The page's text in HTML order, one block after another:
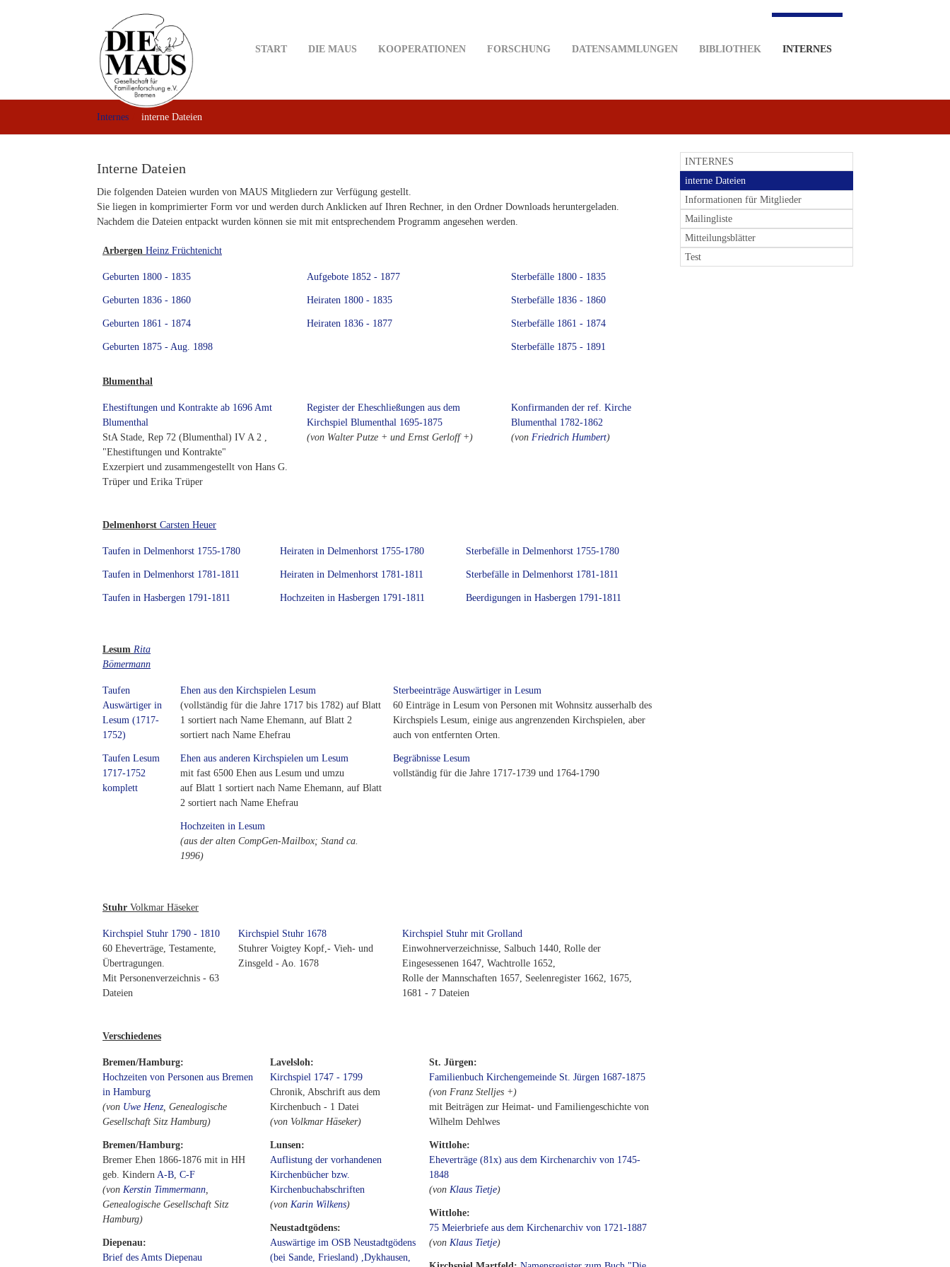
START DIE MAUS KOOPERATIONEN FORSCHUNG DATENSAMMLUNGEN BIBLIOTHEK INTERNES
Internes interne Dateien
Interne Dateien
Die folgenden Dateien wurden von MAUS Mitgliedern zur Verfügung gestellt.
Sie liegen in komprimierter Form vor und werden durch Anklicken auf Ihren Rechner, in den Ordner Downloads heruntergeladen.
Nachdem die Dateien entpackt wurden können sie mit mit entsprechendem Programm angesehen werden.
Arbergen Heinz Früchtenicht
Geburten 1800 - 1835
Geburten 1836 - 1860
Geburten 1861 - 1874
Geburten 1875 - Aug. 1898
Aufgebote 1852 - 1877
Heiraten 1800 - 1835
Heiraten 1836 - 1877
Sterbefälle 1800 - 1835
Sterbefälle 1836 - 1860
Sterbefälle 1861 - 1874
Sterbefälle 1875 - 1891
Blumenthal
Ehestiftungen und Kontrakte ab 1696 Amt
Blumenthal
StA Stade, Rep 72 (Blumenthal) IV A 2 ,
"Ehestiftungen und Kontrakte"
Exzerpiert und zusammengestellt von Hans G.
Trüper und Erika Trüper
Register der Eheschließungen aus dem
Kirchspiel Blumenthal 1695-1875
(von Walter Putze + und Ernst Gerloff +)
Konfirmanden der ref. Kirche
Blumenthal 1782-1862
(von Friedrich Humbert)
Delmenhorst Carsten Heuer
Taufen in Delmenhorst 1755-1780
Taufen in Delmenhorst 1781-1811
Taufen in Hasbergen 1791-1811
Heiraten in Delmenhorst 1755-1780
Heiraten in Delmenhorst 1781-1811
Hochzeiten in Hasbergen 1791-1811
Sterbefälle in Delmenhorst 1755-1780
Sterbefälle in Delmenhorst 1781-1811
Beerdigungen in Hasbergen 1791-1811
Lesum Rita
Bömermann
Taufen
Auswärtiger in
Lesum (1717-
1752)
Taufen Lesum
1717-1752
komplett
Ehen aus den Kirchspielen Lesum
(vollständig für die Jahre 1717 bis 1782) auf Blatt
1 sortiert nach Name Ehemann, auf Blatt 2
sortiert nach Name Ehefrau
Ehen aus anderen Kirchspielen um Lesum
mit fast 6500 Ehen aus Lesum und umzu
auf Blatt 1 sortiert nach Name Ehemann, auf Blatt
2 sortiert nach Name Ehefrau
Hochzeiten in Lesum
(aus der alten CompGen-Mailbox; Stand ca.
1996)
Sterbeeinträge Auswärtiger in Lesum
60 Einträge in Lesum von Personen mit Wohnsitz ausserhalb des
Kirchspiels Lesum, einige aus angrenzenden Kirchspielen, aber
auch von entfernten Orten.
Begräbnisse Lesum
vollständig für die Jahre 1717-1739 und 1764-1790
Stuhr Volkmar Häseker
Kirchspiel Stuhr 1790 - 1810
60 Eheverträge, Testamente,
Übertragungen.
Mit Personenverzeichnis - 63
Dateien
Kirchspiel Stuhr 1678
Stuhrer Voigtey Kopf,- Vieh- und
Zinsgeld - Ao. 1678
Kirchspiel Stuhr mit Grolland
Einwohnerverzeichnisse, Salbuch 1440, Rolle der
Eingesessenen 1647, Wachtrolle 1652,
Rolle der Mannschaften 1657, Seelenregister 1662, 1675,
1681 - 7 Dateien
Verschiedenes
Bremen/Hamburg:
Hochzeiten von Personen aus Bremen
in Hamburg
(von Uwe Henz, Genealogische
Gesellschaft Sitz Hamburg)
Bremen/Hamburg:
Bremer Ehen 1866-1876 mit in HH
geb. Kindern A-B, C-F
(von Kerstin Timmermann,
Genealogische Gesellschaft Sitz
Hamburg)
Diepenau:
Brief des Amts Diepenau
Lavelsloh:
Kirchspiel 1747 - 1799
Chronik, Abschrift aus dem
Kirchenbuch - 1 Datei
(von Volkmar Häseker)
Lunsen:
Auflistung der vorhandenen
Kirchenbücher bzw.
Kirchenbuchabschriften
(von Karin Wilkens)
Neustadtgödens:
Auswärtige im OSB Neustadtgödens
(bei Sande, Friesland) ,Dykhausen,
St. Jürgen:
Familienbuch Kirchengemeinde St. Jürgen 1687-1875
(von Franz Stelljes +)
mit Beiträgen zur Heimat- und Familiengeschichte von
Wilhelm Dehlwes
Wittlohe:
Eheverträge (81x) aus dem Kirchenarchiv von 1745-
1848
(von Klaus Tietje)
Wittlohe:
75 Meierbriefe aus dem Kirchenarchiv von 1721-1887
(von Klaus Tietje)
INTERNES
interne Dateien
Informationen für Mitglieder
Mailingliste
Mitteilungsblätter
Test